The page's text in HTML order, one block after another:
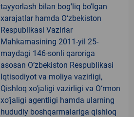
tayyorlash bilan bog'liq bo'lgan
xarajatlar hamda O‘zbekiston
Respublikasi Vazirlar
Mahkamasining 2011-yil 25-
maydagi 146-sonli qaroriga
asosan O‘zbekiston Respublikasi
Iqtisodiyot va moliya vazirligi,
Qishloq xo‘jaligi vazirligi va O‘rmon
xo‘jaligi agentligi hamda ularning
hududiy boshqarmalariga qishloq